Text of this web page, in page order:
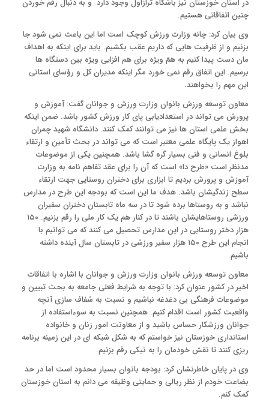
در استان خوزستان نیز باشگاه ترازاول وجود دارد و به دنبال رقم خوردن
چنین اتفاقاتی هستیم.
وی بیان کرد: چانه وزارت ورزش کوچک است اما این باعث نمی شود جا
بزنیم و از ظرفیت هایی که داریم عقب بکشیم. باید برای اینکه به اهداف
مان دست پیدا کنیم به همّ ویژه برای هم افزایی ویژه بین دستگاه ها
برسیم. این اتفاق رقم نمی خورد مگر اینکه مدیران کل و رؤسای استانی
این مهم را بخواهند.
معاون توسعه ورزش بانوان وزارت ورزش و جوانان گفت: آموزش و
پرورش می تواند در استعدادیابی پای کار ورزش کشور باشد. ضمن اینکه
بخش علمی استان ها نیز می توانند کمک کنند. دانشگاه شهید چمران
اهواز یک پایگاه علمی معتبر است که می تواند در بحث تأمین و ارتقاء
بلوغ انسانی و فنی بسیار گره گشا باشد. همچنین یکی از موضوعات
مدنظر است «طرح دا» است که آن را برای عقد تفاهم نامه به وزارت
آموزش و پرورش بردیم تا ابزاری برای دختران روستایی جهت ارتقاء
سطح زندگیشان باشد. هدف ما این است که بودجه این طرح در مدارس
نباشد و به روستاها برده شود تا در سه ماه تابستان دختران سفیران
ورزشی روستاهایشان باشند تا در کنار هم یک کار ملی را رقم بزنیم. ۱۵۰
هزار دختر روستایی در این مدارس تحصیل می کنند که می توانیم با
انجام این طرح ۱۵۰ هزار سفیر ورزشی در تابستان سال آینده داشته
باشیم.
معاون توسعه ورزش بانوان وزارت ورزش و جوانان با اشاره با اتفاقات
اخیر در کشور عنوان کرد: با توجه به شرایط فعلی جامعه به بحث تبیین و
موضوعات فرهنگی بی دغدغه نباشیم و نسبت به شفاف سازی آنچه
واقعیت کشور است اقدام کنیم. همچنین نسبت به سوءاستفاده از
جوانان ورزشکار حساس باشید و از معاونت امور زنان و خانواده
استانداری خوزستان نیز خواستم که به شکل شبکه ای در این زمینه برنامه
ریزی کنند تا نقش خودمان را به نیکی رقم بزنیم.
وی در پایان خاطرنشان کرد: بودجه بانوان بسیار محدود است اما در حد
بضاعت خودم از نظر ریالی و حمایتی وظیفه می دانم به استان خوزستان
کمک کنم.